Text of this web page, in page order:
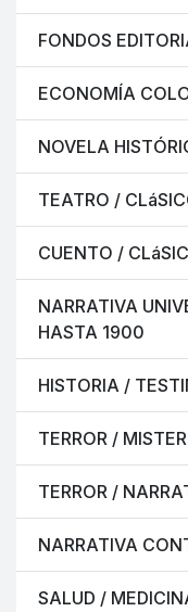
FONDOS
ECONOMÍA
NOVELA
TEATRO /
CUENTO /
NARRATIVA
HASTA 1900
HISTORIA /
TERROR /
TERROR /
NARRATIVA
SALUD /